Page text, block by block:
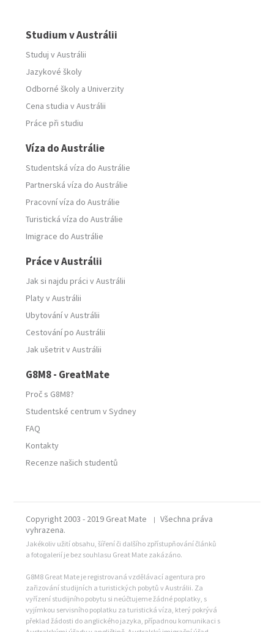
Studium v Austrálii
Studuj v Austrálii
Jazykové školy
Odborné školy aUniverzity
Cena studia v Austrálii
Práce při studiu
Víza do Austrálie
Studentská víza do Austrálie
Partnerská víza do Austrálie
Pracovní víza do Austrálie
Turistická víza do Austrálie
Imigrace do Austrálie
Práce v Austrálii
Jak si najdu práci v Austrálii
Platy v Austrálii
Ubytování v Austrálii
Cestování po Austrálii
Jak ušetrit v Austrálii
G8M8 - GreatMate
Proč s G8M8?
Studentské centrum v Sydney
FAQ
Kontakty
Recenze našich studentů
Copyright 2003 - 2019 Great Mate |
Všechna práva
vyhrazena.
Jakékoliv užití obsahu, šíření či dalšího zpřístupňování článků
a fotogalerií je bez souhlasu Great Mate zakázáno.
G8M8 Great Mate je registrovaná vzdělávací agentura pro
zařizování studijních a turistických pobytů v Austrálii. Za
vyřízení studijního pobytu si neúčtujeme žádné poplatky, s
vyjímkou servisního poplatku za turistická víza, který pokrývá
překlad žádosti do anglického jazyka, případnou komunikaci s